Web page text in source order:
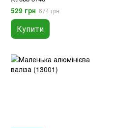
529 грн 674 грн
Купити